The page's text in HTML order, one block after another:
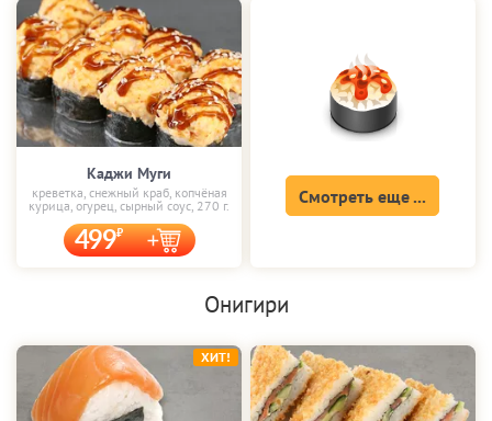
Каджи Муги
креветка, снежный краб, копчёная
курица, огурец, сырный соус, 270 г.
499
Смотреть еще ...
Онигири
ХИТ!